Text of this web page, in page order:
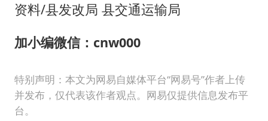
资料/县发改局 县交通运输局
加小编微信：cnw000
特别声明：本文为网易自媒体平台“网易号”作者上传
并发布，仅代表该作者观点。网易仅提供信息发布平
台。